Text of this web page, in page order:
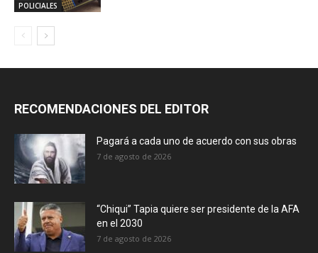
POLICIALES
RECOMENDACIONES DEL EDITOR
Pagará a cada uno de acuerdo con sus obras
7 de agosto de 2026
“Chiqui” Tapia quiere ser presidente de la AFA
en el 2030
7 de agosto de 2026